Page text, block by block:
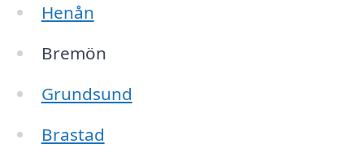
Henån
Bremön
Grundsund
Brastad